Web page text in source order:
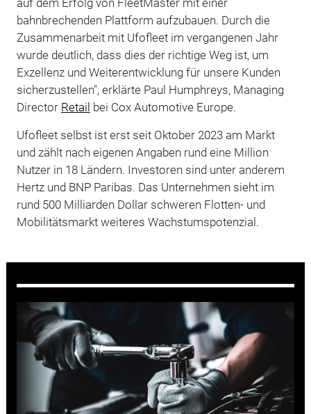
bahnbrechenden Plattform aufzubauen. Durch die
Zusammenarbeit mit Ufofleet im vergangenen Jahr
wurde deutlich, dass dies der richtige Weg ist, um
Exzellenz und Weiterentwicklung für unsere Kunden
sicherzustellen", erklärte Paul Humphreys, Managing
Director Retail bei Cox Automotive Europe.
Ufofleet selbst ist erst seit Oktober 2023 am Markt
und zählt nach eigenen Angaben rund eine Million
Nutzer in 18 Ländern. Investoren sind unter anderem
Hertz und BNP Paribas. Das Unternehmen sieht im
rund 500 Milliarden Dollar schweren Flotten- und
Mobilitätsmarkt weiteres Wachstumspotenzial.